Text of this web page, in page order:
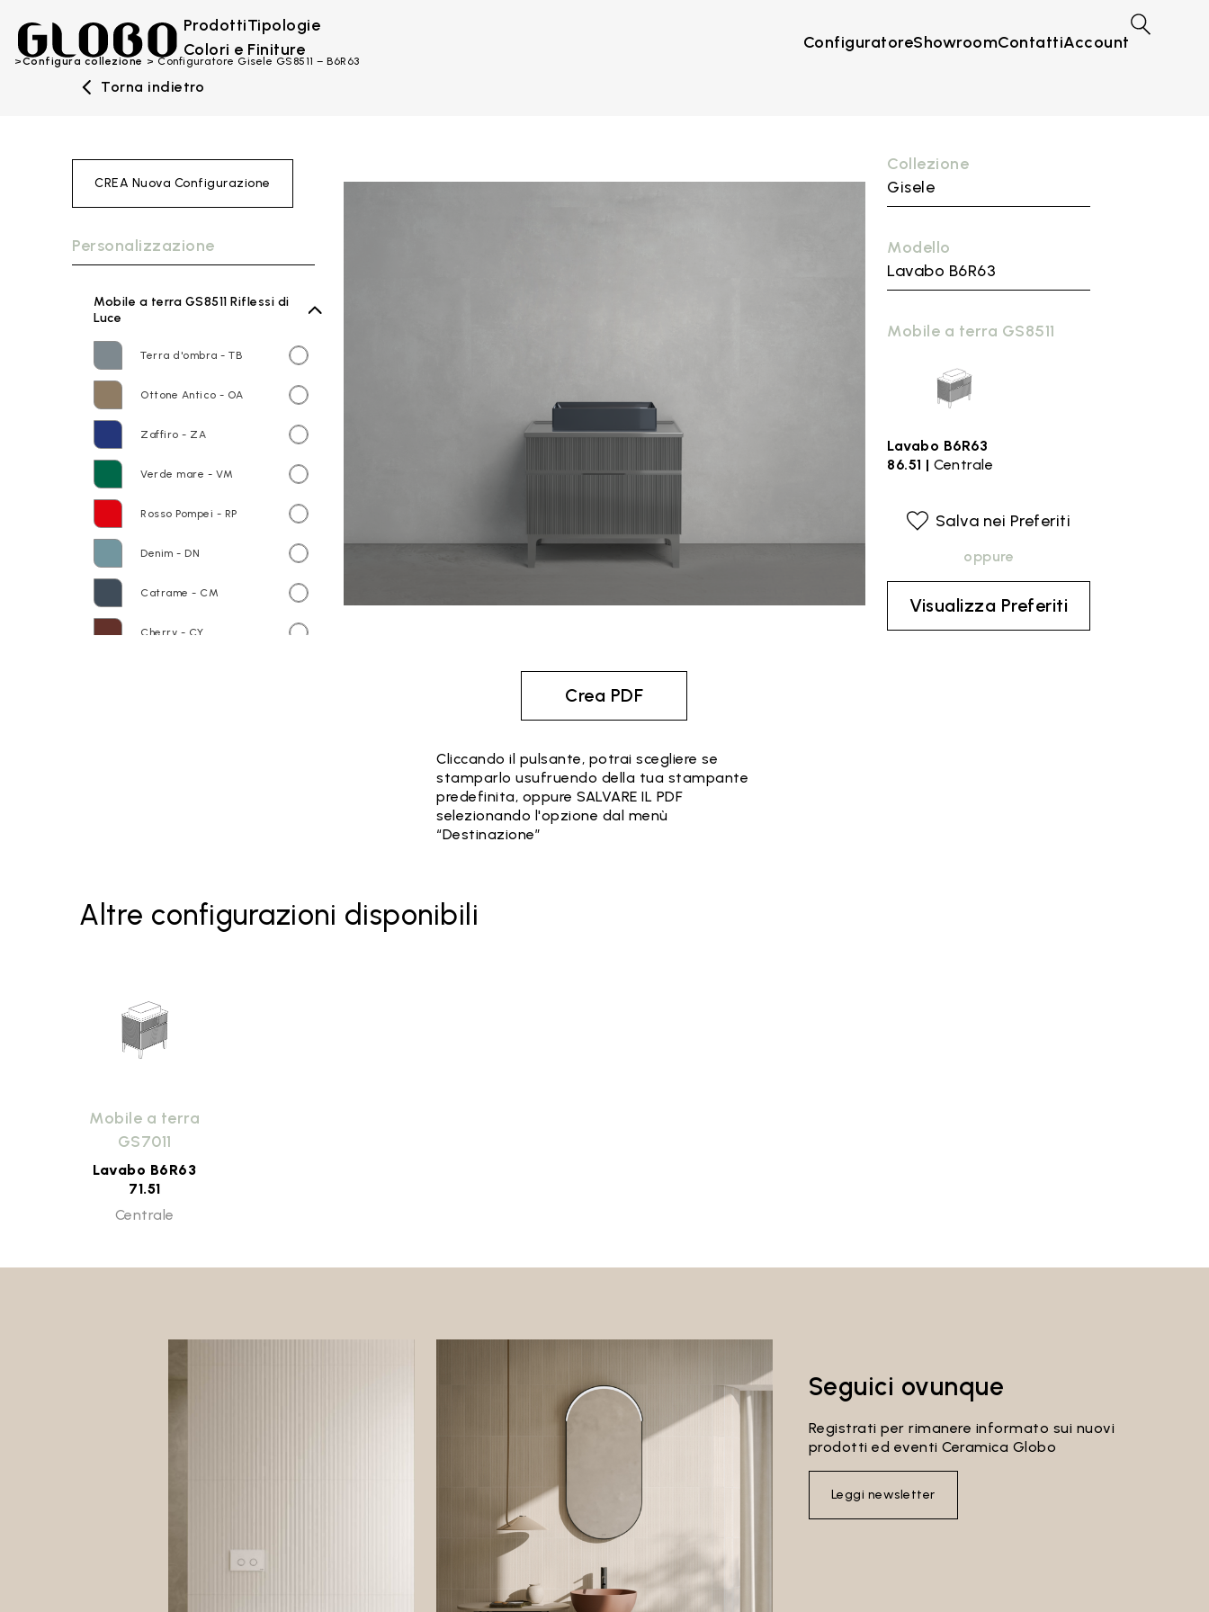
ProdottiTipologie
Colori e Finiture
ConfiguratoreShowroomContattiAccount
Configura collezione Configuratore Gisele GS8511 – B6R63
Torna indietro
CREA Nuova Configurazione
Personalizzazione
Mobile a terra GS8511 Riflessi di
Luce
Terra d'ombra - TB
Ottone Antico - OA
Zaffiro - ZA
Verde mare - VM
Rosso Pompei - RP
Denim - DN
Catrame - CM
Cherry - CY
Lavabo B6R63 Riflessi di Luce
Lavabo B6R63 Bianco lucido
Collezione
Gisele
Modello
Lavabo B6R63
Mobile a terra GS8511
Lavabo B6R63
86.51 | Centrale
Salva nei Preferiti
oppure
Visualizza Preferiti
Crea PDF
Cliccando il pulsante, potrai scegliere se
stamparlo usufruendo della tua stampante
predefinita, oppure SALVARE IL PDF
selezionando l'opzione dal menù
“Destinazione”
Altre configurazioni disponibili
Mobile a terra
GS7011
Lavabo B6R63
71.51
Centrale
Seguici ovunque
Registrati per rimanere informato sui nuovi
prodotti ed eventi Ceramica Globo
Leggi newsletter